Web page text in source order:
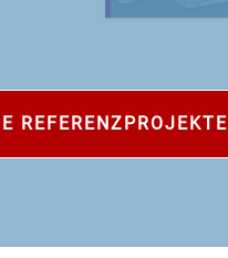
REFERENZPROJEKTE